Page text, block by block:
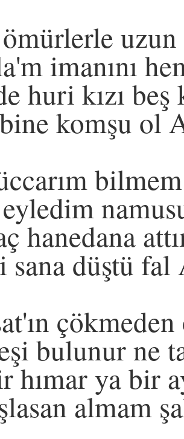
uzun
imanını
huri kızı
komşu ol
hanedana
sana düştü
bulunur ne
hımar ya bir
almam